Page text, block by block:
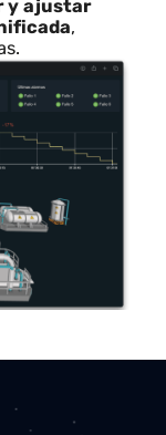
—presiones,
válvulas— en
real de cada
y ajustar
unificada,